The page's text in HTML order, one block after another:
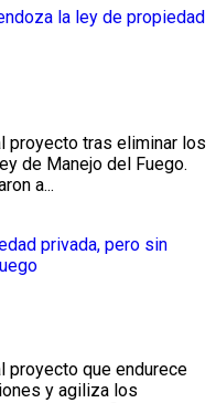
proyecto tras eliminar los
de Manejo del Fuego.
a...
proyecto que endurece
y agiliza los